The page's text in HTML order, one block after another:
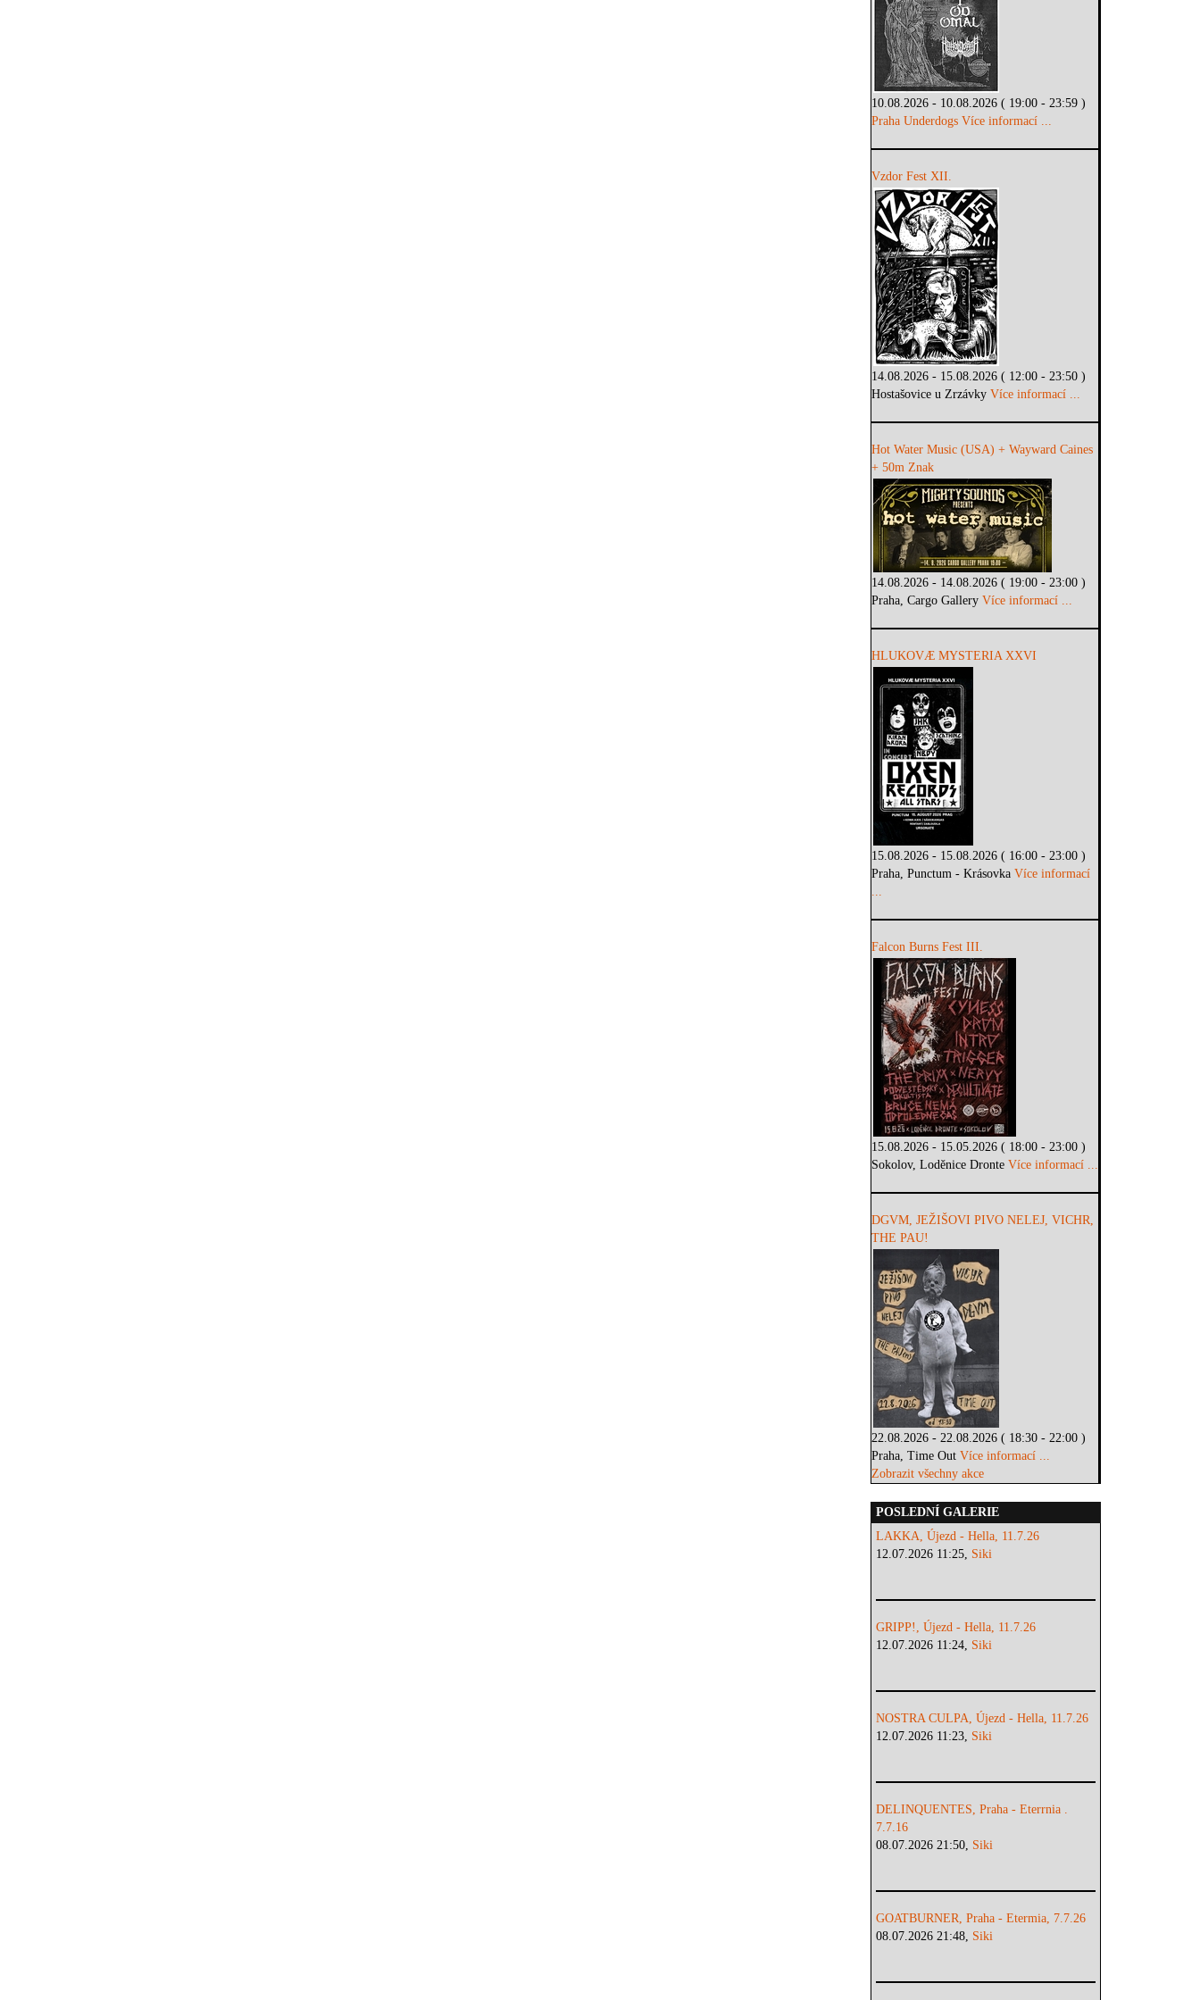
10.08.2026 - 10.08.2026 ( 19:00 - 23:59 )
Praha Underdogs Více informací ...
Vzdor Fest XII.
14.08.2026 - 15.08.2026 ( 12:00 - 23:50 )
Hostašovice u ZrzávkyVíce informací ...
Hot Water Music (USA) + Wayward Caines
+ 50m Znak
14.08.2026 - 14.08.2026 ( 19:00 - 23:00 )
Praha, Cargo GalleryVíce informací ...
HLUKOVÆ MYSTERIA XXVI
15.08.2026 - 15.08.2026 ( 16:00 - 23:00 )
Praha, Punctum - KrásovkaVíce informací
...
Falcon Burns Fest III.
15.08.2026 - 15.05.2026 ( 18:00 - 23:00 )
Sokolov, Loděnice DronteVíce informací ...
DGVM, JEŽIŠOVI PIVO NELEJ, VICHR,
THE PAU!
22.08.2026 - 22.08.2026 ( 18:30 - 22:00 )
Praha, Time OutVíce informací ...
Zobrazit všechny akce
POSLEDNÍ GALERIE
LAKKA, Újezd - Hella, 11.7.26
12.07.2026 11:25, Siki
GRIPP!, Újezd - Hella, 11.7.26
12.07.2026 11:24, Siki
NOSTRA CULPA, Újezd - Hella, 11.7.26
12.07.2026 11:23, Siki
DELINQUENTES, Praha - Eterrnia .
7.7.16
08.07.2026 21:50, Siki
GOATBURNER, Praha - Etermia, 7.7.26
08.07.2026 21:48, Siki